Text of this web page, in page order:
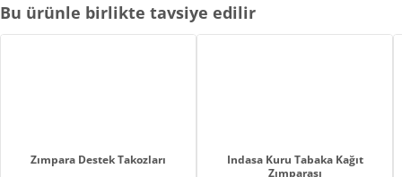
Bu ürünle birlikte tavsiye edilir
Zımpara Destek Takozları
Indasa Kuru Tabaka Kağıt
Zımparası